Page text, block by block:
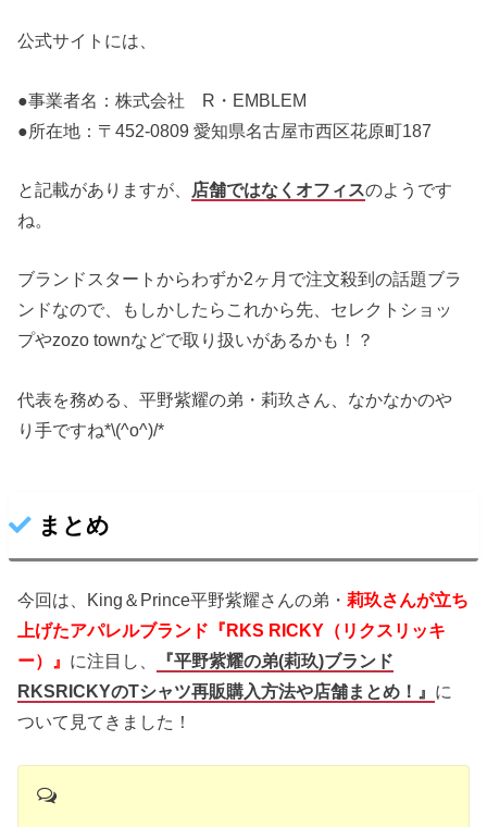
公式サイトには、
●事業者名：株式会社 R・EMBLEM
●所在地：〒452-0809 愛知県名古屋市西区花原町187
と記載がありますが、 店舗ではなくオフィスのようです
ね。
ブランドスタートからわずか2ヶ月で注文殺到の話題ブラ
ンドなので、もしかしたらこれから先、セレクトショッ
プやzozo townなどで取り扱いがあるかも！？
代表を務める、平野紫耀の弟・莉玖さん、なかなかのや
り手ですね*\(^o^)/*
まとめ
今回は、King＆Prince平野紫耀さんの弟・ 莉玖さんが立ち
上げたアパレルブランド『RKS RICKY（リクスリッキ
ー）』 に注目し、
『平野紫耀の弟(莉玖)ブランド
RKSRICKYのTシャツ再販購入方法や店舗まとめ！』 に
ついて見てきました！